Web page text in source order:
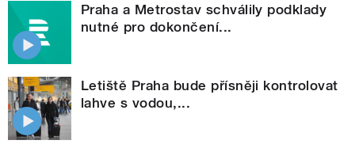
Praha a Metrostav schválily podklady
nutné pro dokončení...
Letiště Praha bude přísněji kontrolovat
lahve s vodou,...